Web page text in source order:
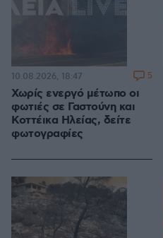
Χωρίς ενεργό μέτωπο οι
φωτιές σε Γαστούνη και
Κοττέικα Ηλείας, δείτε
φωτογραφίες
10.08.2026, 18:47 5